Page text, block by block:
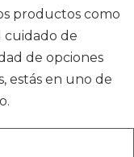
productos como
cuidado de
de opciones
estás en uno de